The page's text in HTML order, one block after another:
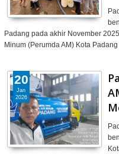
Padang pada akhir November
Minum (Perumda AM) Kota
20
Jan
2026